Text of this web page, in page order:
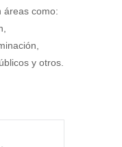
áreas como:
y otros.